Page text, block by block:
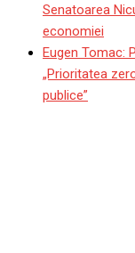
Senatoarea
economiei
Eugen Tomac:
„Prioritatea
publice”